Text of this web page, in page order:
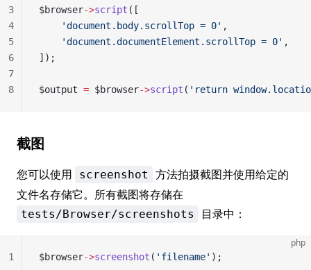
$browser->script ([
    'document.body.scrollTop = 0'
,
    'document.documentElement.scrollTop = 0'
,
]);
$output = $browser->script ( 'return
3
4
5
6
7
8
截图
您可以使用 screenshot
方法拍摄截图并使用给定的
文件名存储它。所有截图将存储在
tests/Browser/screenshots 目录中：
php
$browser->screenshot ( 'filename' );
1